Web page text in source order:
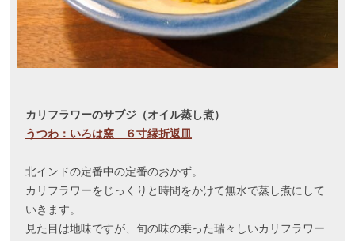
カリフラワーのサブジ（オイル蒸し煮）
うつわ：いろは窯 ６寸縁折返皿
.
北インドの定番中の定番のおかず。
カリフラワーをじっくりと時間をかけて無水で蒸し煮にして
いきます。
見た目は地味ですが、旬の味の乗った瑞々しいカリフラワー